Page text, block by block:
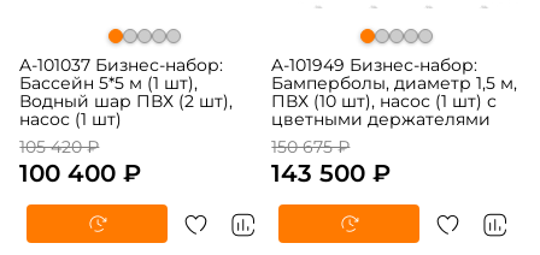
A-101037 Бизнес-набор:
Бассейн 5*5 м (1 шт),
Водный шар ПВХ (2 шт),
насос (1 шт)
105 420 ₽
100 400 ₽
A-101949 Бизнес-набор:
Бамперболы, диаметр 1,5 м,
ПВХ (10 шт), насос (1 шт) с
цветными держателями
150 675 ₽
143 500 ₽